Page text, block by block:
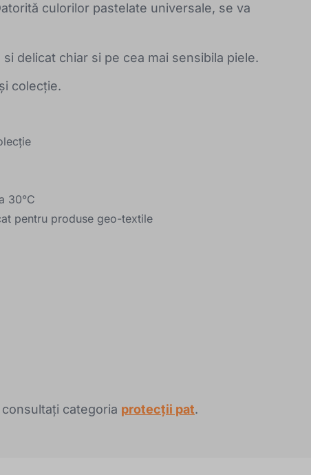
culorilor pastelate universale, se va
delicat chiar si pe cea mai sensibila piele.
colecție.
30°C
pentru produse geo-textile
categoria protecții pat.